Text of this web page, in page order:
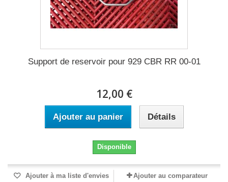
Support de reservoir pour 929 CBR RR 00-01
12,00 €
Ajouter au panier Détails
Disponible
Ajouter à ma liste d'envies Ajouter au comparateur